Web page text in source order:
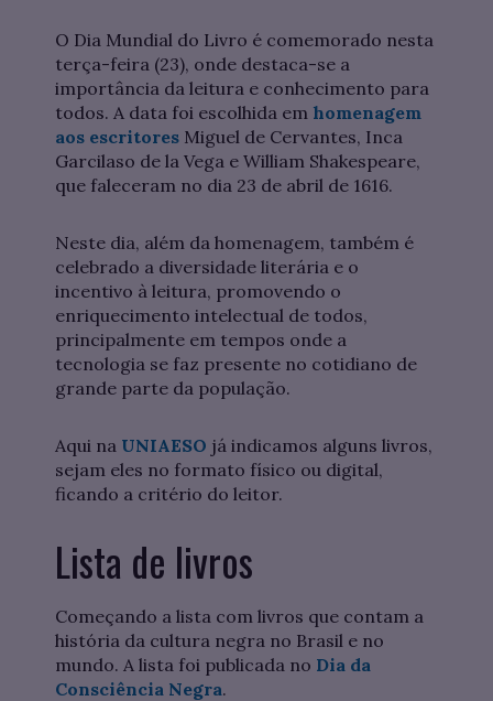
O Dia Mundial do Livro é comemorado nesta
terça-feira (23), onde destaca-se a
importância da leitura e conhecimento para
todos. A data foi escolhida em homenagem
aos escritores Miguel de Cervantes, Inca
Garcilaso de la Vega e William Shakespeare,
que faleceram no dia 23 de abril de 1616.
Neste dia, além da homenagem, também é
celebrado a diversidade literária e o
incentivo à leitura, promovendo o
enriquecimento intelectual de todos,
principalmente em tempos onde a
tecnologia se faz presente no cotidiano de
grande parte da população.
Aqui na UNIAESO já indicamos alguns livros,
sejam eles no formato físico ou digital,
ficando a critério do leitor.
Lista de livros
Começando a lista com livros que contam a
história da cultura negra no Brasil e no
mundo. A lista foi publicada no Dia da
Consciência Negra.